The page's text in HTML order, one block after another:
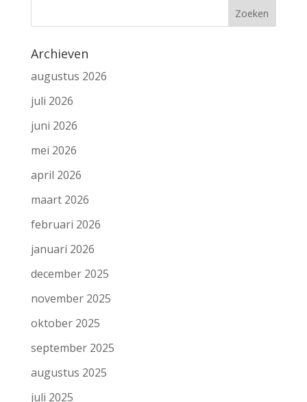
Archieven
augustus 2026
juli 2026
juni 2026
mei 2026
april 2026
maart 2026
februari 2026
januari 2026
december 2025
november 2025
oktober 2025
september 2025
augustus 2025
juli 2025